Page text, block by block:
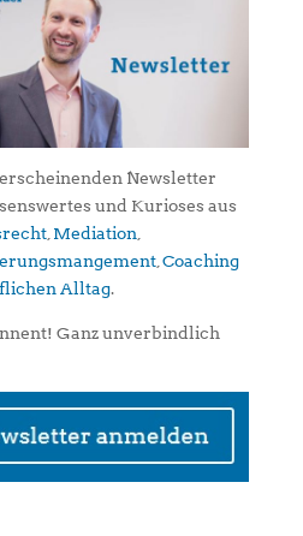
Newsletter
und Kurioses aus
, Mediation
, Coaching
Alltag.
Ganz unverbindlich